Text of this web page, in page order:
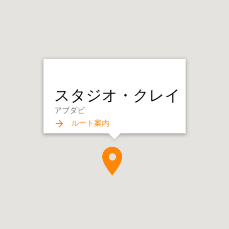
スタジオ・クレイ
アブダビ
ルート案内